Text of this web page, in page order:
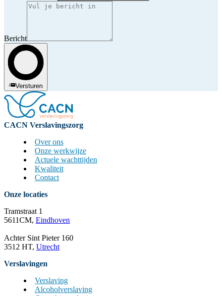
Bericht
Versturen
CACN Verslavingszorg
Over ons
Onze werkwijze
Actuele wachttijden
Kwaliteit
Contact
Onze locaties
Tramstraat 1
5611CM, Eindhoven
Achter Sint Pieter 160
3512 HT, Utrecht
Verslavingen
Verslaving
Alcoholverslaving